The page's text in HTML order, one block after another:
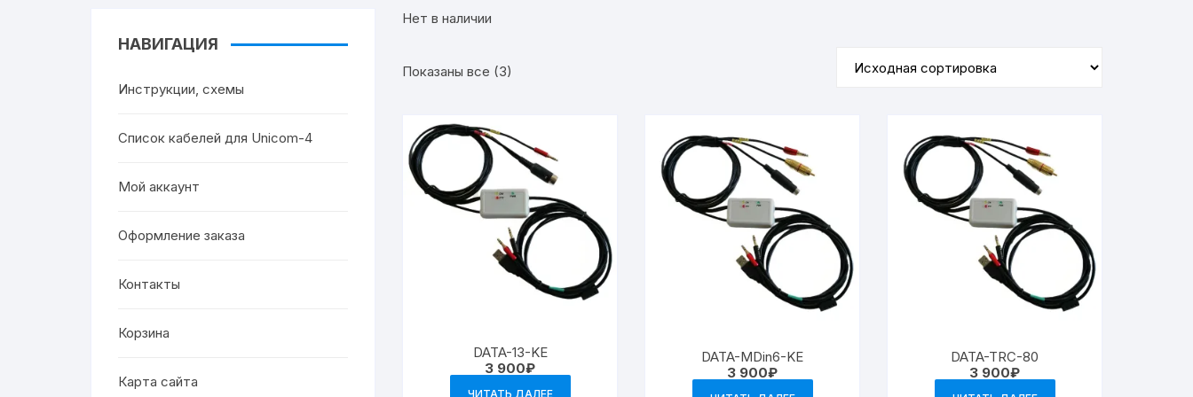
X1M_QRP
Нет в наличии
Показаны все (3)
DATA-13-KE
3 900₽
ЧИТАТЬ ДАЛЕЕ
DATA-MDin6-KE
3 900₽
DATA-TRC-80
3 900₽
НАВИГАЦИЯ
Инструкции, схемы
Список кабелей для Unicom-4
Мой аккаунт
Оформление заказа
Контакты
Корзина
Карта сайта